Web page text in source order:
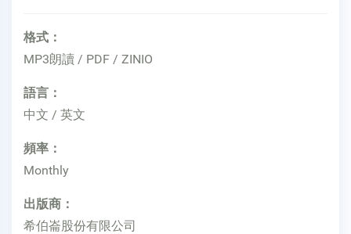
格式：
MP3朗讀 / PDF / ZINIO
語言：
中文 / 英文
頻率：
Monthly
出版商：
希伯崙股份有限公司